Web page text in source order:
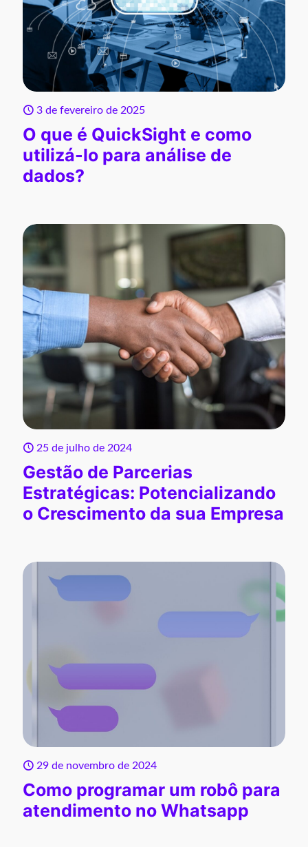
3 de fevereiro de 2025
O que é QuickSight e como
utilizá-lo para análise de
dados?
25 de julho de 2024
Gestão de Parcerias
Estratégicas: Potencializando
o Crescimento da sua Empresa
29 de novembro de 2024
Como programar um robô para
atendimento no Whatsapp